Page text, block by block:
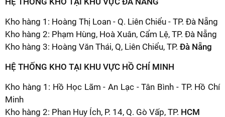
Kho hàng 1: Hoàng Thị Loan - Q. Liên Chiểu - TP. Đà Nẵng
Kho hàng 2: Phạm Hùng, Hoà Xuân, Cẩm Lệ, TP. Đà Nẵng
Kho hàng 3: Hoàng Văn Thái, Q, Liên Chiểu, TP. Đà Nẵng
HỆ THỐNG KHO TẠI KHU VỰC HỒ CHÍ MINH
Kho hàng 1: Hồ Học Lãm - An Lạc - Tân Bình - TP. Hồ Chí
Minh
Kho hàng 2: Phan Huy Ích, P. 14, Q. Gò Vấp, TP. HCM